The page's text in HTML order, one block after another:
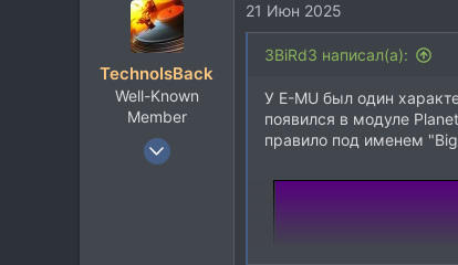
TechnoIsBack
Well-Known
Member
5 Сен 2012
21 Июн 2025
3BiRd3 написал(а):
У E-MU был один
появился в модуле
правило под именем